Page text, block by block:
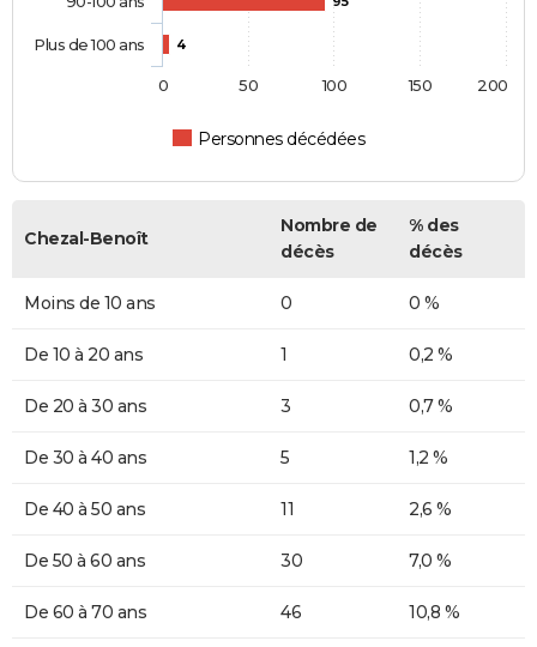
4
Personnes décédées
Plus de 100 ans
0 50 100 150 200
Chezal-Benoît
Nombre de
décès
% des
décès
Moins de 10 ans 0 0 %
De 10 à 20 ans 1 0,2 %
De 20 à 30 ans 3 0,7 %
De 30 à 40 ans 5 1,2 %
De 40 à 50 ans 11 2,6 %
De 50 à 60 ans 30 7,0 %
De 60 à 70 ans 46 10,8 %